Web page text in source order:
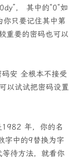
， 其中的“0“如
你只要记住其中第
重要的密码也可以
安 全根本不接受
以试试把密码设置
1982 年，你的名
字中的9替换为字
待方法，就看你